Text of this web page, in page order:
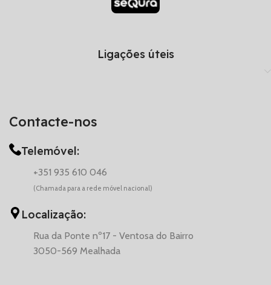
Contacte-nos
Telemóvel:
+351 935 610 046
(Chamada para a rede móvel nacional)
Localização:
Rua da Ponte nº17 - Ventosa do Bairro
3050-569 Mealhada
Ligações úteis